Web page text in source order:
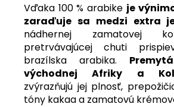
Vďaka 100 % arabike je
zaraďuje sa medzi extra
nádhernej zamatovej
pretrvávajúcej chuti
brazílska arabika.
východnej Afriky a
zvýrazňujú jej plnosť,
tóny kakaa a zamatovú